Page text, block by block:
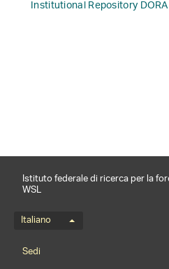
Institutional Repository DORA
Istituto federale di ricerca per la
WSL
Menu della lingua
Italiano
Footernavigation
Sedi